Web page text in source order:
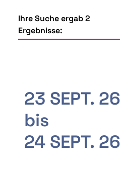
Ihre Suche ergab 2
Ergebnisse:
23 SEPT. 26
bis
24 SEPT. 26